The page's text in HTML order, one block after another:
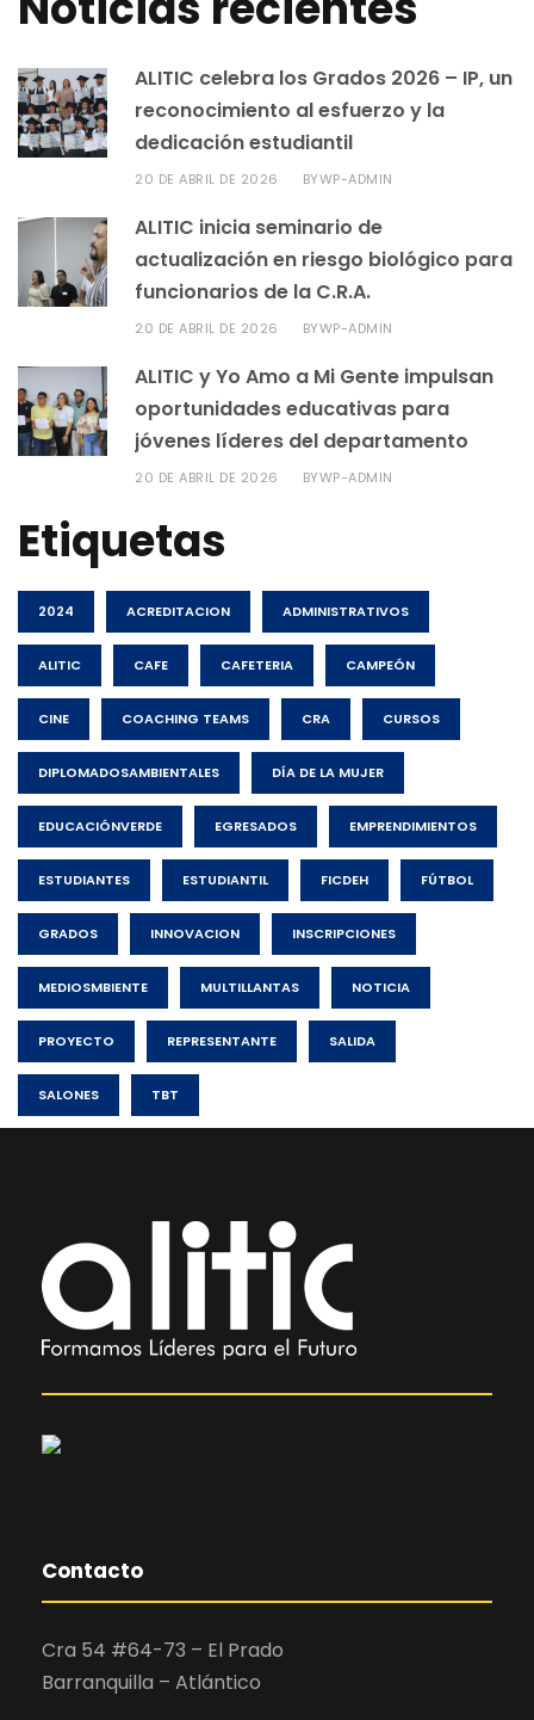
ALITIC celebra los Grados 2026 – IP, un
reconocimiento al esfuerzo y la
dedicación estudiantil
20 DE ABRIL DE 2026 BYWP-ADMIN
ALITIC inicia seminario de
actualización en riesgo biológico para
funcionarios de la C.R.A.
20 DE ABRIL DE 2026 BYWP-ADMIN
ALITIC y Yo Amo a Mi Gente impulsan
oportunidades educativas para
jóvenes líderes del departamento
20 DE ABRIL DE 2026 BYWP-ADMIN
Etiquetas
2024 ACREDITACION ADMINISTRATIVOS
ALITIC CAFE CAFETERIA CAMPEÓN
CINE COACHING TEAMS CRA CURSOS
DIPLOMADOSAMBIENTALES DÍA DE LA MUJER
EDUCACIÓNVERDE EGRESADOS EMPRENDIMIENTOS
ESTUDIANTES ESTUDIANTIL FICDEH FÚTBOL
GRADOS INNOVACION INSCRIPCIONES
MEDIOSMBIENTE MULTILLANTAS NOTICIA
PROYECTO REPRESENTANTE SALIDA
SALONES TBT
Contacto
Cra 54 #64-73 – El Prado
Barranquilla – Atlántico